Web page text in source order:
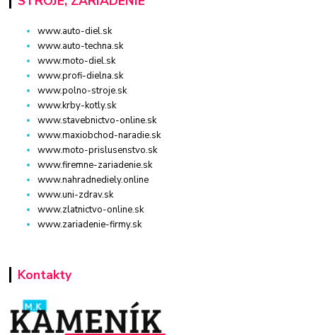
www.auto-diel.sk
www.auto-techna.sk
www.moto-diel.sk
www.profi-dielna.sk
www.polno-stroje.sk
www.krby-kotly.sk
www.stavebnictvo-online.sk
www.maxiobchod-naradie.sk
www.moto-prislusenstvo.sk
www.firemne-zariadenie.sk
www.nahradnediely.online
www.uni-zdrav.sk
www.zlatnictvo-online.sk
www.zariadenie-firmy.sk
Kontakty